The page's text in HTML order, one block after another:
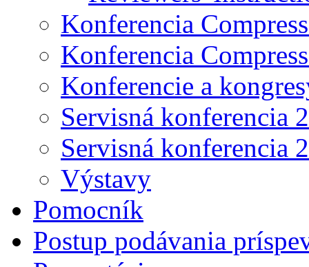
Konferencia
Konferencia
Konferencie a
Servisná konferencia
Servisná konferencia
Výstavy
Pomocník
Postup podávania